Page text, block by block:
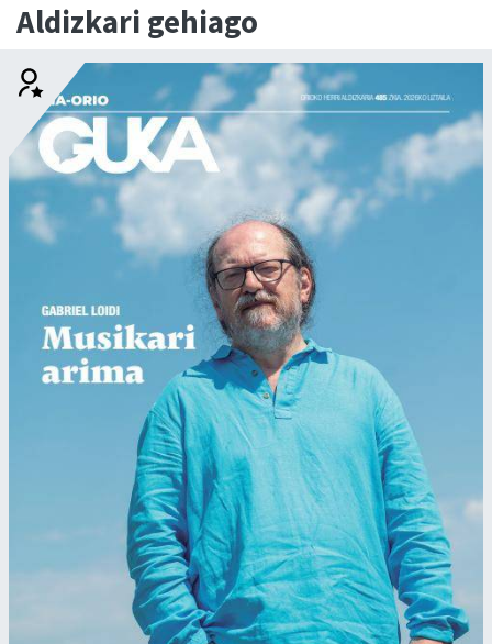
Aldizkari gehiago